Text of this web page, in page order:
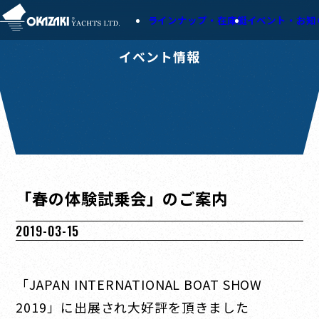
ラインナップ・在庫艇イベント・お知
イベント情報
「春の体験試乗会」のご案内
2019-03-15
「JAPAN INTERNATIONAL BOAT SHOW
2019」に出展され大好評を頂きました